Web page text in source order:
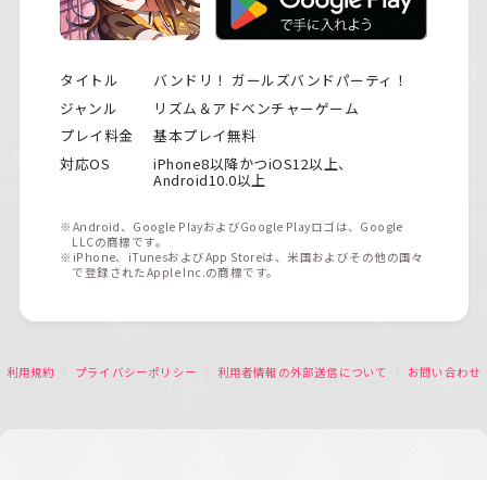
タイトル
バンドリ！ ガールズバンドパーティ！
ジャンル
リズム＆アドベンチャーゲーム
プレイ料金
基本プレイ無料
対応OS
iPhone8以降かつiOS12以上、
Android10.0以上
※Android、Google PlayおよびGoogle Playロゴは、Google
LLCの商標です。
※iPhone、iTunesおよびApp Storeは、米国およびその他の国々
で登録されたApple Inc.の商標です。
利用規約 プライバシーポリシー 利用者情報の外部送信について お問い合わせ